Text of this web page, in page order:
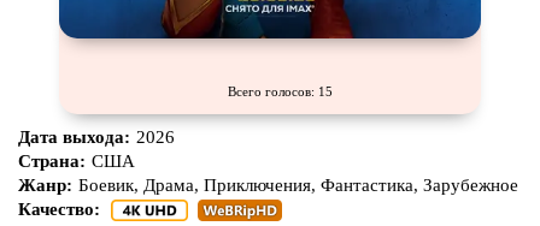
Всего голосов: 15
Дата выхода: 2026
Страна: США
Жанр: Боевик, Драма, Приключения, Фантастика, Зарубежное
Качество: